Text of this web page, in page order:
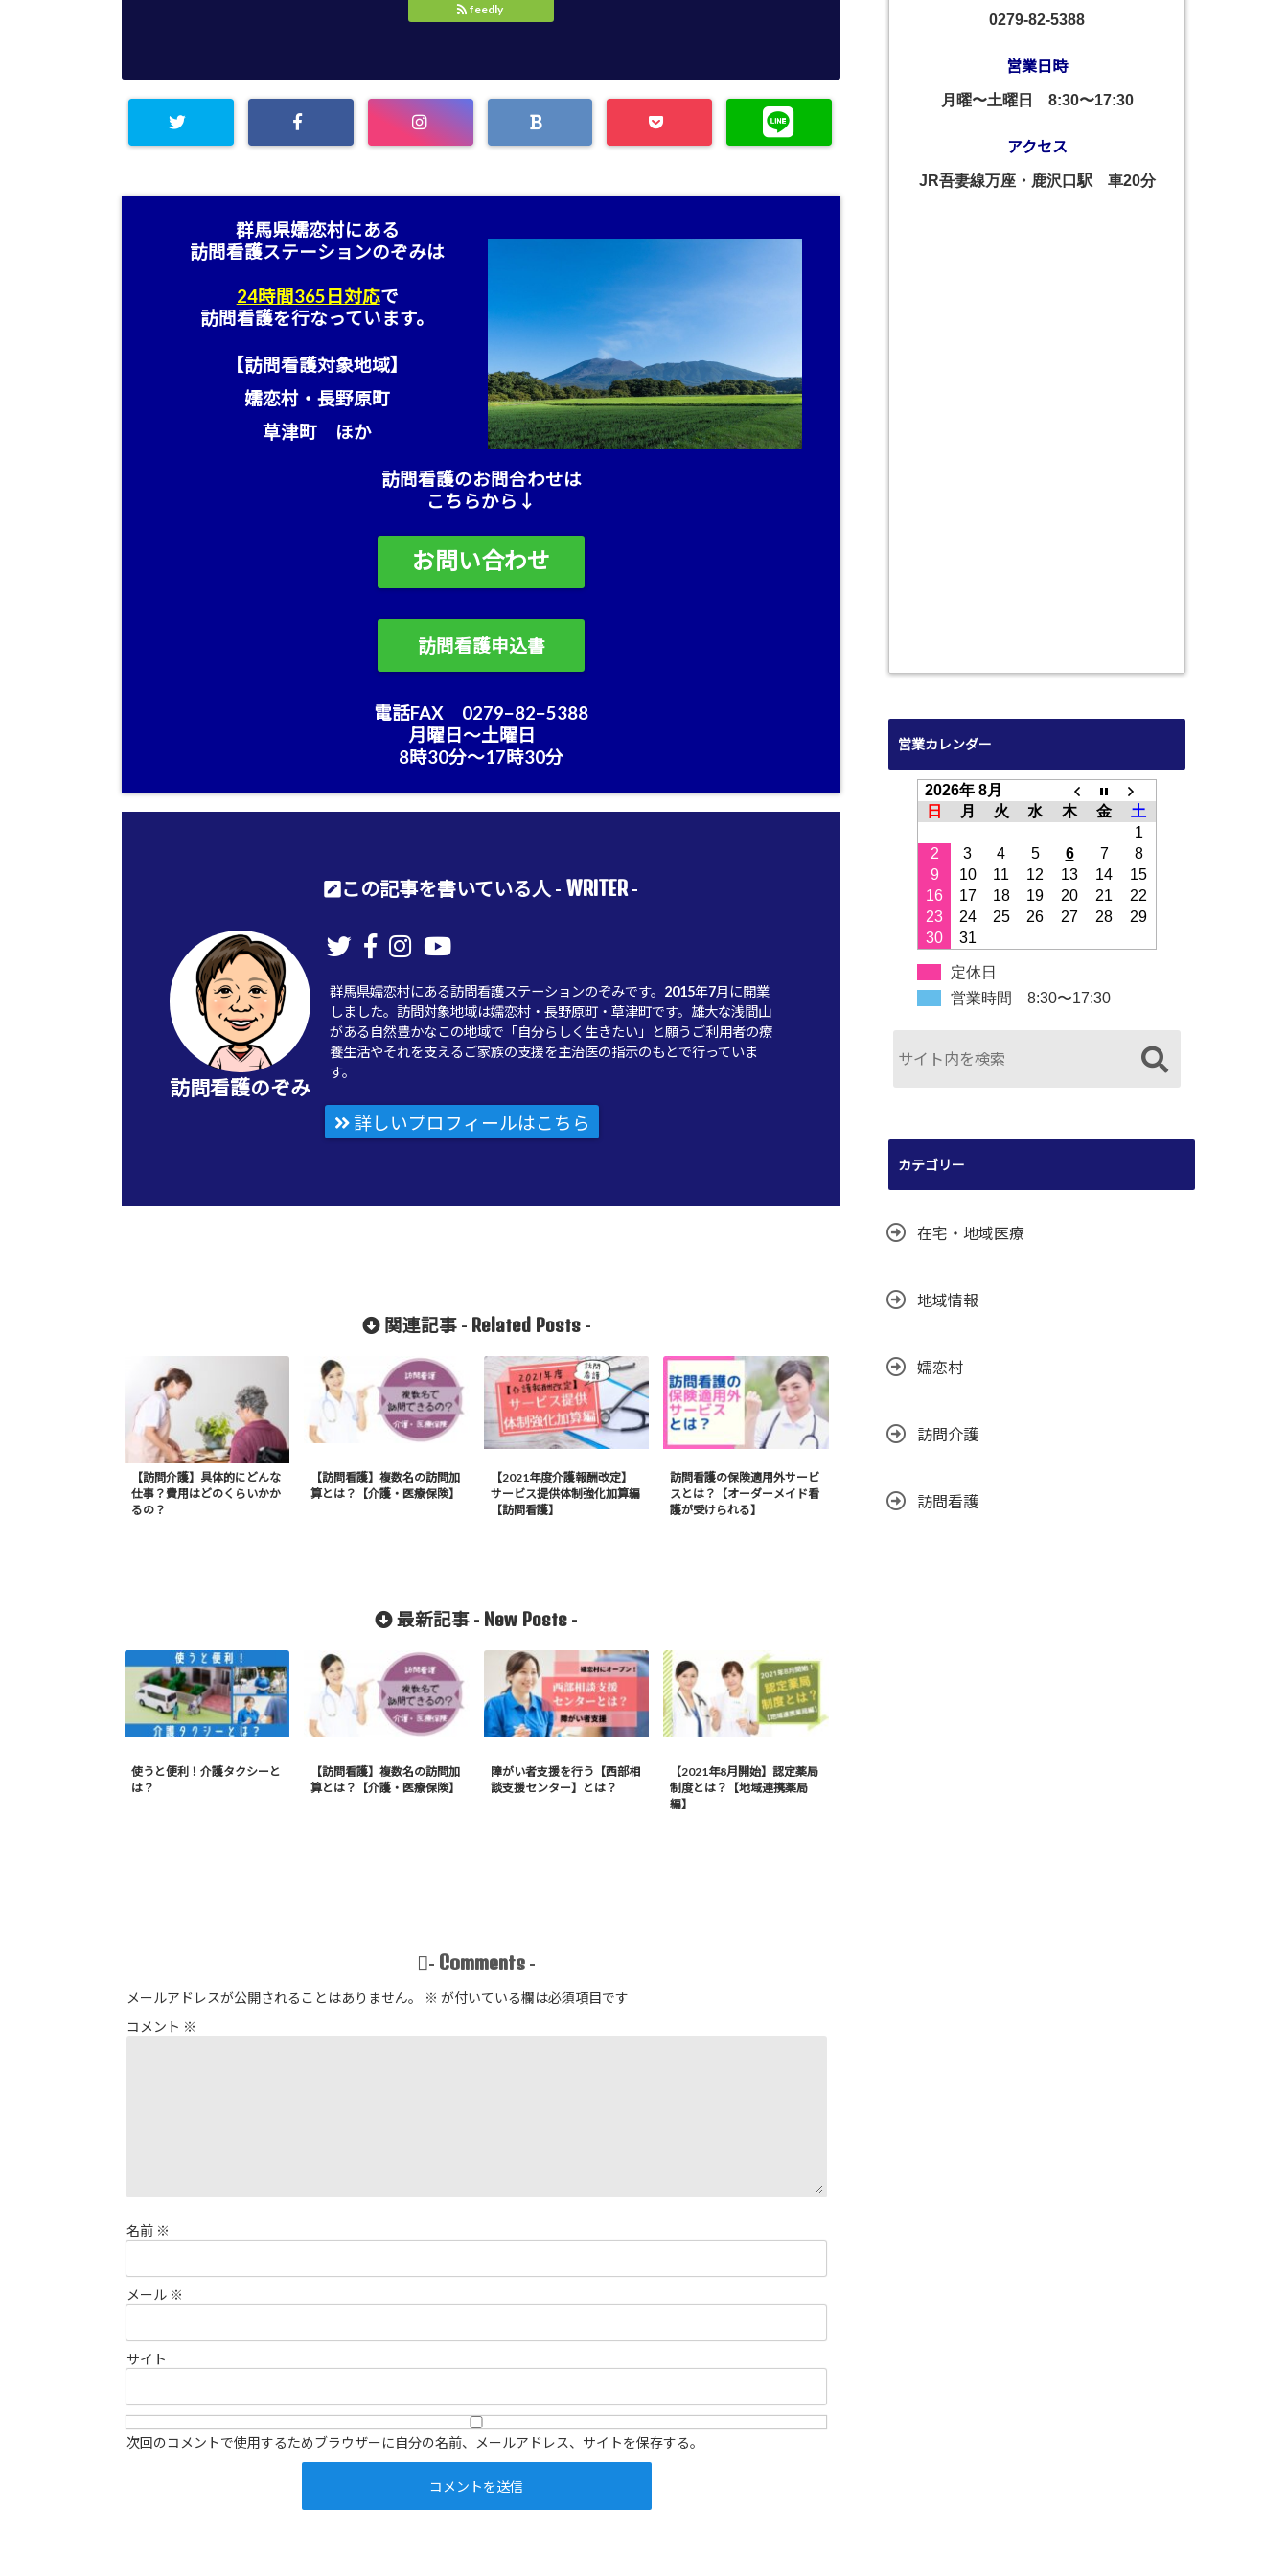
feedly
群馬県嬬恋村にある
訪問看護ステーションのぞみは
24時間365日対応で
訪問看護を行なっています。
【訪問看護対象地域】
嬬恋村・長野原町
草津町 ほか
訪問看護のお問合わせは
こちらから↓
お問い合わせ
訪問看護申込書
電話FAX 0279−82−5388
月曜日〜土曜日
8時30分〜17時30分
この記事を書いている人 - WRITER-
訪問看護のぞみ
群馬県嬬恋村にある訪問看護ステーションのぞみです。2015年7月に開業
しました。訪問対象地域は嬬恋村・長野原町・草津町です。雄大な浅間山
がある自然豊かなこの地域で「自分らしく生きたい」と願うご利用者の療
養生活やそれを支えるご家族の支援を主治医の指示のもとで行っていま
す。
詳しいプロフィールはこちら
関連記事 - Related Posts-
【訪問介護】具体的にどんな
仕事？費用はどのくらいかか
るの？
【訪問看護】複数名の訪問加
算とは？【介護・医療保険】
【2021年度介護報酬改定】
サービス提供体制強化加算編
【訪問看護】
訪問看護の保険適用外サービ
スとは？【オーダーメイド看
護が受けられる】
最新記事 - New Posts -
使うと便利！介護タクシーと
は？
【訪問看護】複数名の訪問加
算とは？【介護・医療保険】
障がい者支援を行う【西部相
談支援センター】とは？
【2021年8月開始】認定薬局
制度とは？【地域連携薬局
編】
- Comments -
メールアドレスが公開されることはありません。 ※ が付いている欄は必須項目です
コメント ※
名前 ※
メール ※
サイト
次回のコメントで使用するためブラウザーに自分の名前、メールアドレス、サイトを保存する。
0279-82-5388
営業日時
月曜〜土曜日 8:30〜17:30
アクセス
JR吾妻線万座・鹿沢口駅 車20分
営業カレンダー
2026年 8月
日
月 火 水 木 金
土
1
2
3 4 5 6 7
8
9
10 11 12 13 14
15
16
17 18 19 20 21
22
23
24 25 26 27 28
29
30
31
定休日
営業時間 8:30〜17:30
カテゴリー
在宅・地域医療
地域情報
嬬恋村
訪問介護
訪問看護